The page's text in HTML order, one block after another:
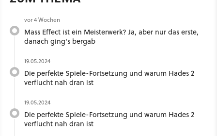
vor 4 Wochen
Mass Effect ist ein Meisterwerk? Ja, aber nur das erste,
danach ging's bergab
19.05.2024
Die perfekte Spiele-Fortsetzung und warum Hades 2
verflucht nah dran ist
19.05.2024
Die perfekte Spiele-Fortsetzung und warum Hades 2
verflucht nah dran ist